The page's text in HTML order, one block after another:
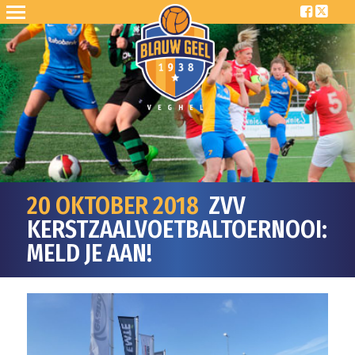
20 OKTOBER 2018 ZVV
KERSTZAALVOETBALTOERNOOI:
MELD JE AAN!